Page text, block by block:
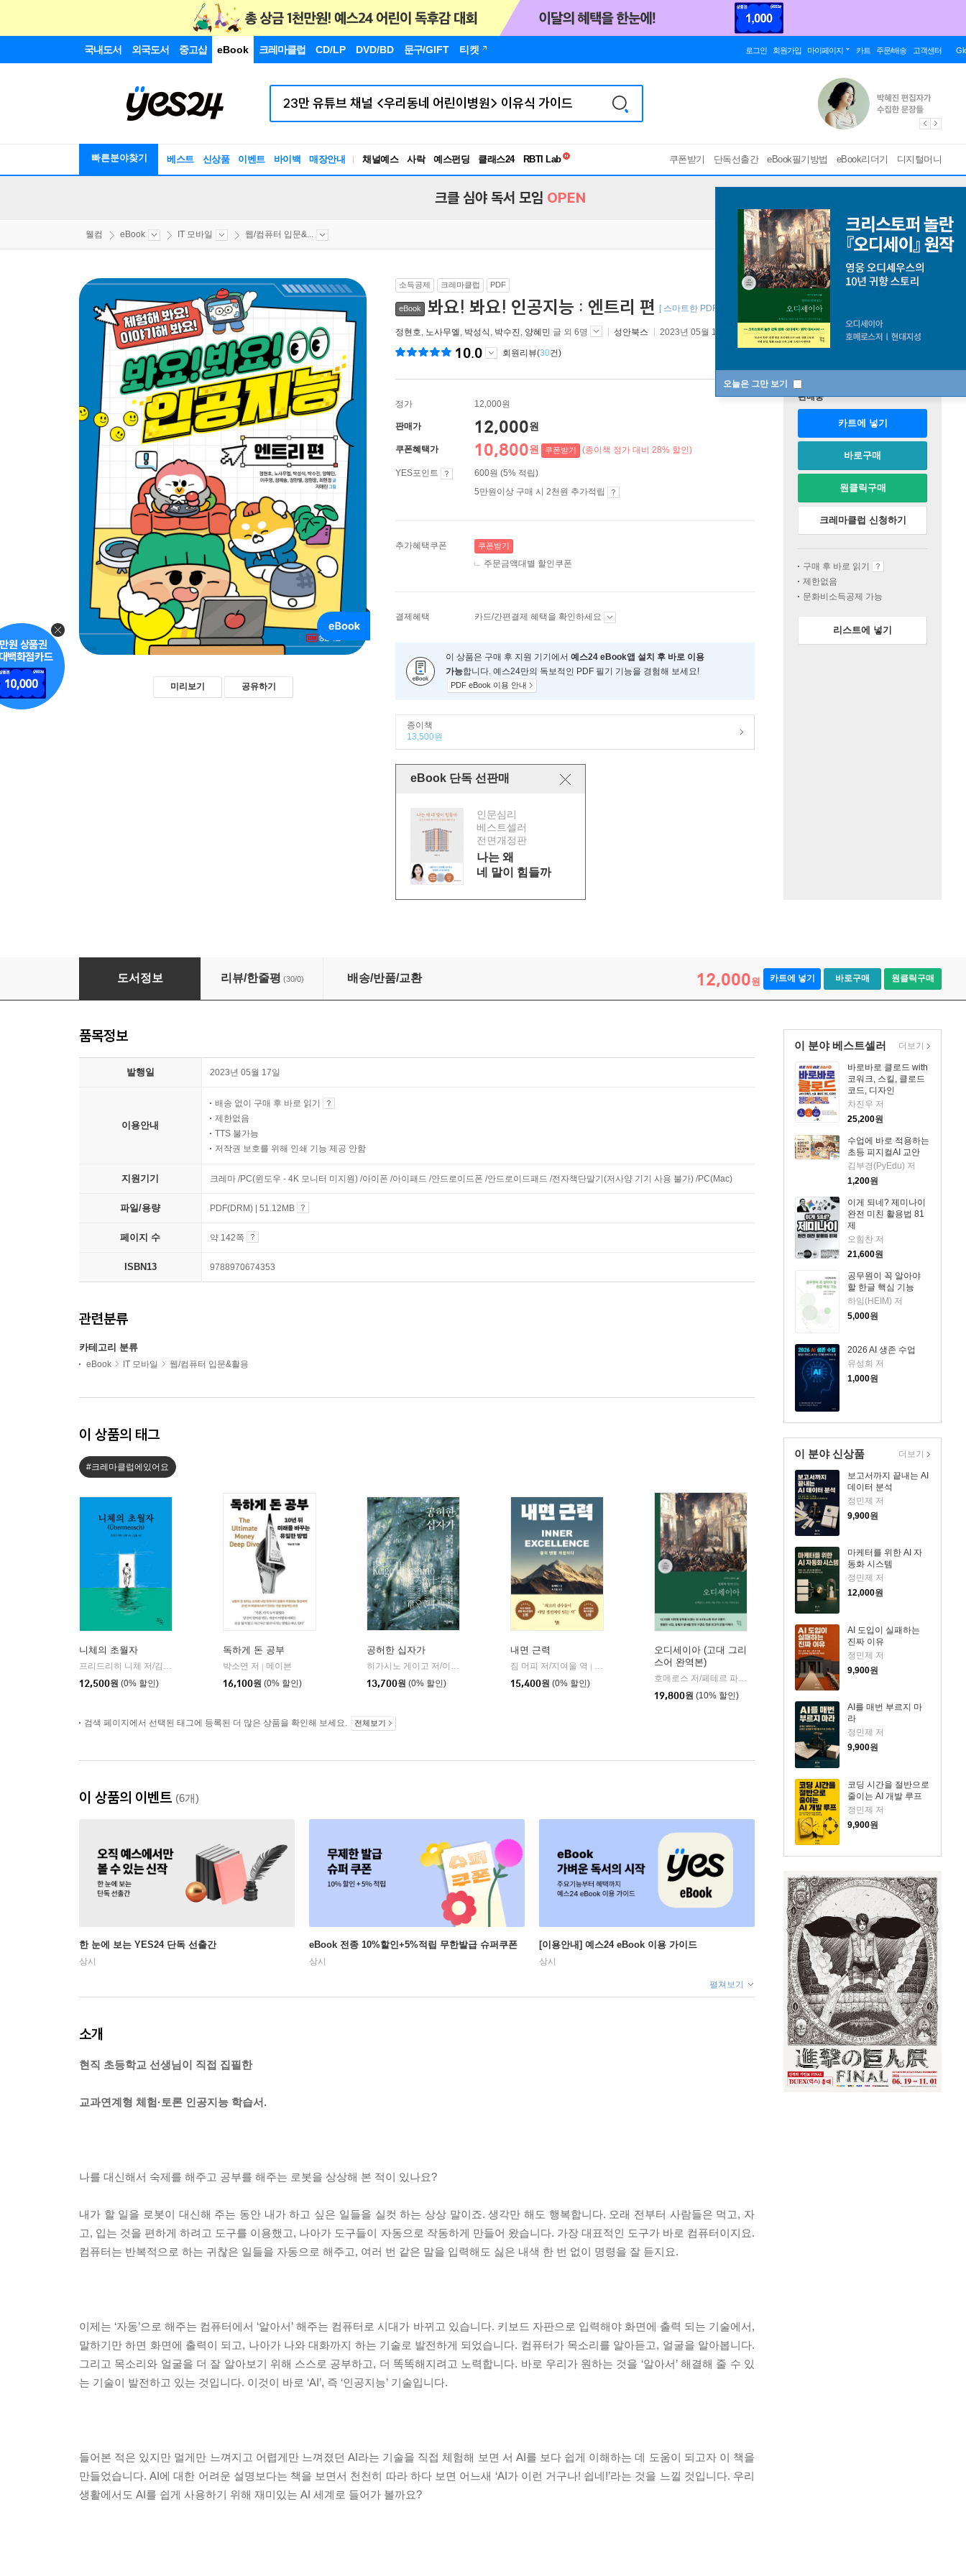
국내도서 외국도서 중고샵 eBook 크레마클럽 CD/LP DVD/BD 문구/GIFT 티켓 로그인 회원가입 마이페이지 카트 주문/배송 고객센터
빠른분야찾기 베스트 신상품 이벤트 바이백 매장안내 채널예스 사락 예스펀딩 클래스24
RBTI Lab
독서유형검사
쿠폰받기 단독선출간 eBook필기방법 eBook리더기 디지털머니
오늘은 그만 보기
크클 심야 독서 모임 OPEN
웰컴 eBook IT 모바일 웹/컴퓨터 입문&...
미리보기 공유하기
소득공제 크레마클럽 PDF
eBook 봐요! 봐요! 인공지능 : 엔트리 편 [ 스마트한 PDF 필기 기능을 사용해 보세요! ]
정현호, 노사무엘 , 박성식 , 박수진 , 양혜민 글 외 6명 성안북스 2023년 05월 17일
10.0 회원리뷰(30건)
정가 12,000원
판매가 12,000원
쿠폰혜택가 10,800원 쿠폰받기 (종이책 정가 대비 28% 할인)
YES포인트
600원 (5% 적립)
5만원이상 구매 시 2천원 추가적립
추가혜택쿠폰 쿠폰받기
주문금액대별 할인쿠폰
결제혜택 카드/간편결제 혜택을 확인하세요
이 상품은 구매 후 지원 기기에서 예스24 eBook앱 설치 후 바로 이용
가능합니다. 예스24만의 독보적인 PDF 필기 기능을 경험해 보세요!
PDF eBook 이용 안내
종이책
13,500원
eBook 단독 선판매
인문심리
베스트셀러
전면개정판
나는 왜
네 말이 힘들까
판매중
카트에 넣기
바로구매
원클릭구매
크레마클럽 신청하기
구매 후 바로 읽기
제한없음
문화비소득공제 가능
리스트에 넣기
봐요! 봐요! 인공지능 : 엔트리 편
도서정보 리뷰/한줄평 (30/0) 배송/반품/교환 12,000원 카트에 넣기 바로구매 원클릭구매
이 분야 베스트셀러
바로바로 클로드 with
코워크, 스킬, 클로드
코드, 디자인
차진우 저
25,200원
수업에 바로 적용하는
초등 피지컬AI 교안
김부경(PyEdu) 저
1,200원
이게 되네? 제미나이
완전 미친 활용법 81
제
오힘찬 저
21,600원
공무원이 꼭 알아야
할 한글 핵심 기능
하임(HEIM) 저
5,000원
2026 AI 생존 수업
유성희 저
1,000원
더보기
이 분야 신상품
보고서까지 끝내는 AI
데이터 분석
정민제 저
9,900원
마케터를 위한 AI 자
동화 시스템
정민제 저
12,000원
AI 도입이 실패하는
진짜 이유
정민제 저
9,900원
AI를 매번 부르지 마
라
정민제 저
9,900원
코딩 시간을 절반으로
줄이는 AI 개발 루프
정민제 저
9,900원
더보기
품목정보
발행일 2023년 05월 17일
이용안내
배송 없이 구매 후 바로 읽기
제한없음
TTS 불가능
저작권 보호를 위해 인쇄 기능 제공 안함
지원기기 크레마 /PC(윈도우 - 4K 모니터 미지원) /아이폰 /아이패드 /안드로이드폰 /안드로이드패드 /전자책단말기(저사양 기기 사용 불가) /PC(Mac)
파일/용량 PDF(DRM) | 51.12MB
페이지 수 약 142쪽
ISBN13 9788970674353
관련분류
카테고리 분류
eBook IT 모바일 웹/컴퓨터 입문&활용
이 상품의 태그
#크레마클럽에있어요
니체의 초월자
12,500원 (0% 할인)
독하게 돈 공부
박소연 저 | 메이븐
16,100원 (0% 할인)
공허한 십자가
자음과모음
13,700원 (0% 할인)
내면 근력
짐 머피 저/지여울 역 |
15,400원 (0% 할인)
오디세이아 (고대 그리
스어 완역본)
|
현대지성
19,800원 (10% 할인)
검색 페이지에서 선택된 태그에 등록된 더 많은 상품을 확인해 보세요. 전체보기
이 상품의 이벤트 (6개)
한 눈에 보는 YES24 단독 선출간
상시
eBook 전종 10%할인+5%적립 무한발급 슈퍼쿠폰
상시
[이용안내] 예스24 eBook 이용 가이드
상시
펼쳐보기
소개
현직 초등학교 선생님이 직접 집필한
교과연계형 체험·토론 인공지능 학습서.
나를 대신해서 숙제를 해주고 공부를 해주는 로봇을 상상해 본 적이 있나요?
내가 할 일을 로봇이 대신해 주는 동안 내가 하고 싶은 일들을 실컷 하는 상상 말이죠. 생각만 해도 행복합니다. 오래 전부터 사람들은 먹고, 자
고, 입는 것을 편하게 하려고 도구를 이용했고, 나아가 도구들이 자동으로 작동하게 만들어 왔습니다. 가장 대표적인 도구가 바로 컴퓨터이지요.
컴퓨터는 반복적으로 하는 귀찮은 일들을 자동으로 해주고, 여러 번 같은 말을 입력해도 싫은 내색 한 번 없이 명령을 잘 듣지요.
이제는 ‘자동’으로 해주는 컴퓨터에서 ‘알아서’ 해주는 컴퓨터로 시대가 바뀌고 있습니다. 키보드 자판으로 입력해야 화면에 출력 되는 기술에서,
말하기만 하면 화면에 출력이 되고, 나아가 나와 대화까지 하는 기술로 발전하게 되었습니다. 컴퓨터가 목소리를 알아듣고, 얼굴을 알아봅니다.
그리고 목소리와 얼굴을 더 잘 알아보기 위해 스스로 공부하고, 더 똑똑해지려고 노력합니다. 바로 우리가 원하는 것을 ‘알아서’ 해결해 줄 수 있
는 기술이 발전하고 있는 것입니다. 이것이 바로 ‘AI’, 즉 ‘인공지능’ 기술입니다.
들어본 적은 있지만 멀게만 느껴지고 어렵게만 느껴졌던 AI라는 기술을 직접 체험해 보면 서 AI를 보다 쉽게 이해하는 데 도움이 되고자 이 책을
만들었습니다. AI에 대한 어려운 설명보다는 책을 보면서 천천히 따라 하다 보면 어느새 ‘AI가 이런 거구나! 쉽네!’라는 것을 느낄 것입니다. 우리
생활에서도 AI를 쉽게 사용하기 위해 재미있는 AI 세계로 들어가 볼까요?